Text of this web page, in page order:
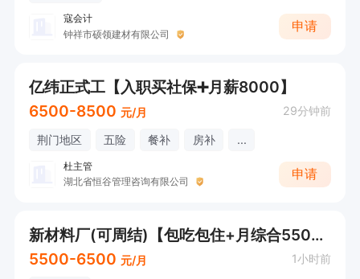
寇会计
钟祥市硕领建材有限公司
申请
亿纬正式工【入职买社保➕月薪8000】
6500-8500 元/月 29分钟前
荆门地区 五险 餐补 房补 ...
杜主管
湖北省恒谷管理咨询有限公司
申请
新材料厂(可周结)【包吃包住+月综合5500-6500】
5500-6500 元/月 1小时前